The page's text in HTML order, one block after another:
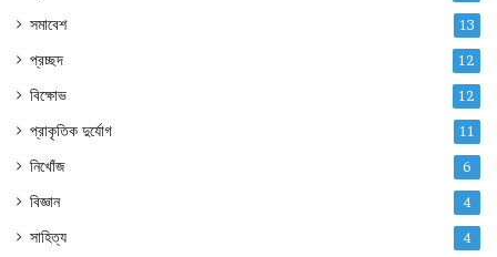
সমাবেশ 13
প্রচ্ছদ 12
বিক্ষোভ 12
প্রাকৃতিক দুর্যোগ 11
নিখোঁজ 6
বিজ্ঞান 4
সাহিত্য 4